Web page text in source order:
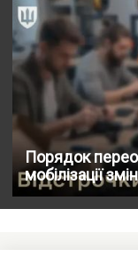
Порядок
мобілізації